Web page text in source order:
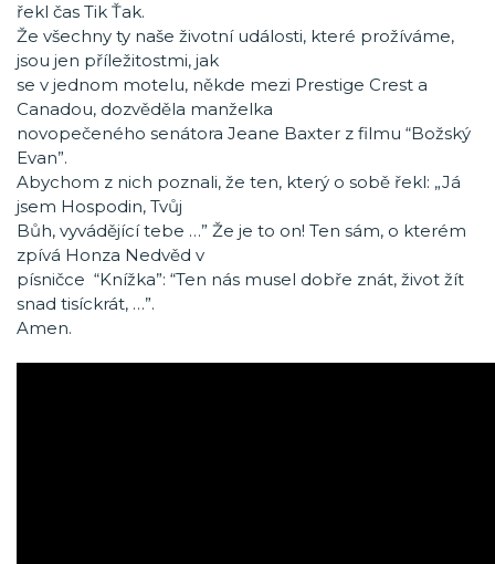
řekl čas Tik Ťak.
Že všechny ty naše životní události, které prožíváme,
jsou jen příležitostmi, jak
se v jednom motelu, někde mezi Prestige Crest a
Canadou, dozvěděla manželka
novopečeného senátora Jeane Baxter z filmu “Božský
Evan”.
Abychom z nich poznali, že ten, který o sobě řekl: „Já
jsem Hospodin, Tvůj
Bůh, vyvádějící tebe …” Že je to on! Ten sám, o kterém
zpívá Honza Nedvěd v
písničce “Knížka”: “Ten nás musel dobře znát, život žít
snad tisíckrát, …”.
Amen.